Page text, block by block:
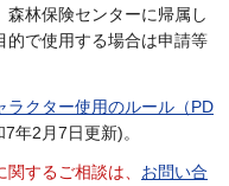
林保険センターに帰属し
的で使用する場合は申請等
ラクター使用のルール（PD
年2月7日更新)。
するご相談は、 お問い合